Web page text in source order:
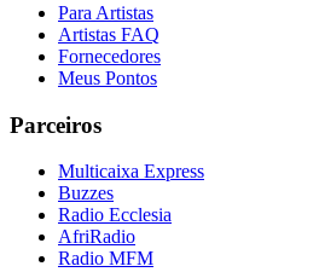
Para Artistas
Artistas FAQ
Fornecedores
Meus Pontos
Parceiros
Multicaixa Express
Buzzes
Radio Ecclesia
AfriRadio
Radio MFM